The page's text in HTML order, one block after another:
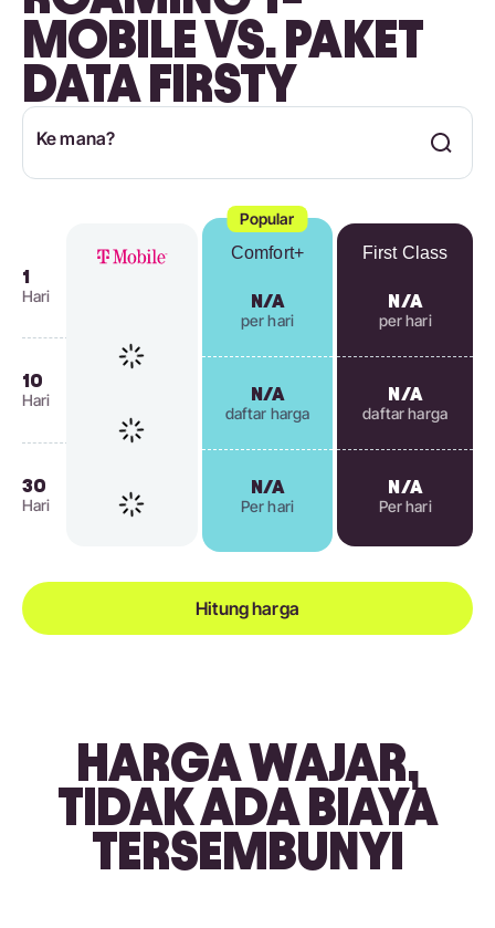
MOBILE VS. PAKET
DATA FIRSTY
Ke mana?
1
Hari
10
Hari
30
Hari
Popular
Comfort+
N/A
per hari
N/A
daftar harga
N/A
Per hari
First Class
N/A
per hari
N/A
daftar harga
N/A
Per hari
Hitung harga
HARGA WAJAR,
TIDAK ADA BIAYA
TERSEMBUNYI